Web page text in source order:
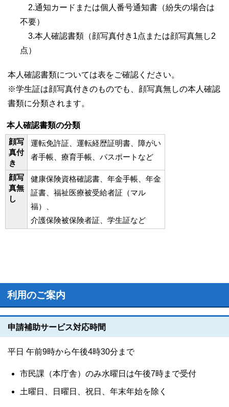
2.通知カードまたは個人番号通知書（紛失の場合は
不要）
3.本人確認書類（顔写真付き1点または顔写真無し2
点）
本人確認書類については表をご確認ください。
※学生証は顔写真付きのものでも、顔写真無しの本人確認
書類に分類されます。
本人確認書類の分類
顔写
真付
き
運転免許証、運転経歴証明書、障がい
者手帳、療育手帳、パスポートなど
顔写
真無
し
健康保険資格確認書、年金手帳、年金
証書、福祉医療被受給者証（マル
福）、
介護保険被保険者証、学生証など
利用のご案内
申請補助サービス対応時間
平日 午前9時から午後4時30分まで
市民課（本庁舎）のみ水曜日は午後7時まで受付
土曜日、日曜日、祝日、年末年始を除く